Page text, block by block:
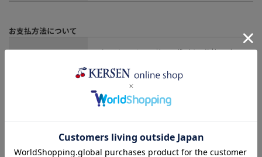
お支払方法について
クレジットカード払い、代引き、後払い（コ
PayPay
代引き：商品引渡時